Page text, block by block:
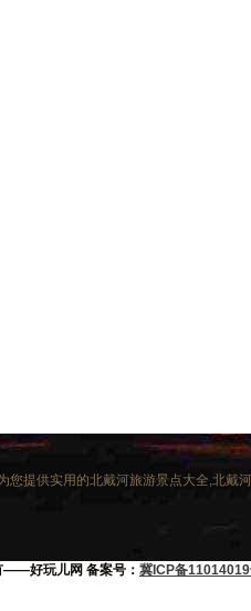
您提供实用的北戴河旅游景点大全,北戴
——好玩儿网 备案号： 冀ICP备